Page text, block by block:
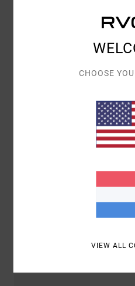
Dames Bruin T-shirt met
easy relaxed
Gezeefdrukt artwork
kunstenaar Antonia
Bezorging & Retour
CHOOSE
VIEW ALL